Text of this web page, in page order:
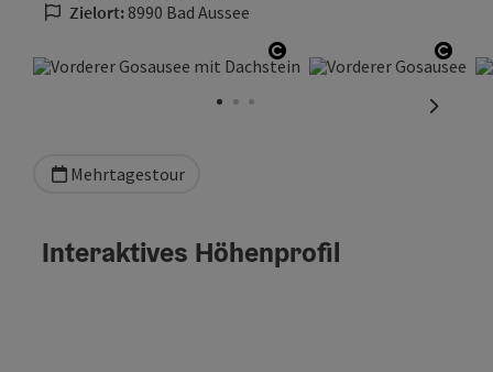
Zielort: 8990 Bad Aussee
Copyright öffnen
Mehrtagestour
Interaktives Höhenprofil